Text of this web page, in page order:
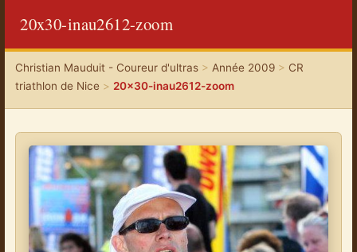
20x30-inau2612-zoom
Christian Mauduit - Coureur d'ultras> Année 2009> CR
triathlon de Nice > 20x30-inau2612-zoom